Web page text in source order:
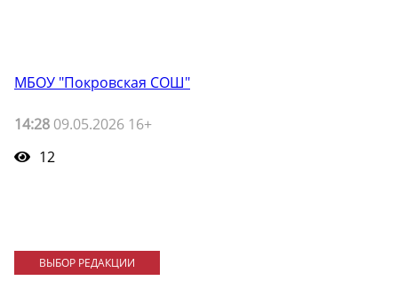
МБОУ "Покровская СОШ"
14:28 09.05.2026 16+
12
ВЫБОР РЕДАКЦИИ